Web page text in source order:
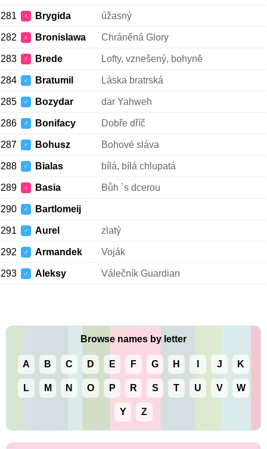
281 ♀ Brygida úžasný
282 ♀ Bronislawa Chráněná Glory
283 ♀ Brede Lofty, vznešený, bohyně
284 ♂ Bratumil Láska bratrská
285 ♂ Bozydar dar Yahweh
286 ♂ Bonifacy Dobře dříč
287 ♂ Bohusz Bohové sláva
288 ♂ Bialas bílá, bílá chlupatá
289 ♀ Basia Bůh `s dcerou
290 ♂ Bartlomeij
291 ♂ Aurel zlatý
292 ♂ Armandek Voják
293 ♂ Aleksy Válečník Guardian
Browse names by letter
A B C D E F G H J K
L M N O P R S T U V W
Y Z